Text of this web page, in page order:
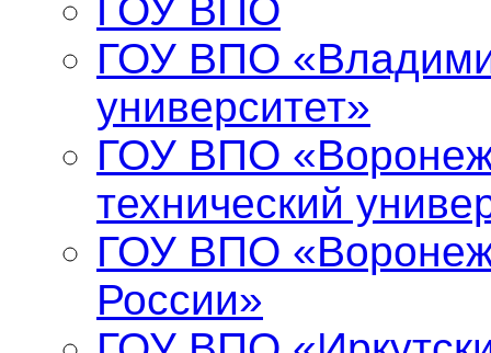
ГОУ ВПО
ГОУ ВПО
университет»
ГОУ ВПО
технический
ГОУ ВПО
России»